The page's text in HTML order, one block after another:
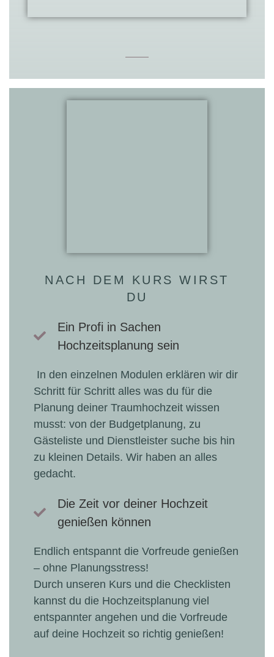
NACH DEM KURS WIRST
DU
Ein Profi in Sachen
Hochzeitsplanung sein
In den einzelnen Modulen erklären wir dir
Schritt für Schritt alles was du für die
Planung deiner Traumhochzeit wissen
musst: von der Budgetplanung, zu
Gästeliste und Dienstleister suche bis hin
zu kleinen Details. Wir haben an alles
gedacht.
Die Zeit vor deiner Hochzeit
genießen können
Endlich entspannt die Vorfreude genießen
– ohne Planungsstress!
Durch unseren Kurs und die Checklisten
kannst du die Hochzeitsplanung viel
entspannter angehen und die Vorfreude
auf deine Hochzeit so richtig genießen!